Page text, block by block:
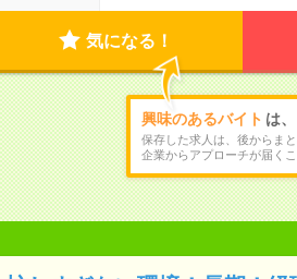
気になる！
興味のあるバイト は
保存した求人は、後からまと
企業からアプローチが届くこ